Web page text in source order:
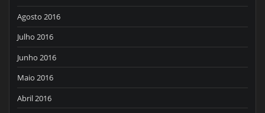
Agosto 2016
Julho 2016
Junho 2016
Maio 2016
Abril 2016